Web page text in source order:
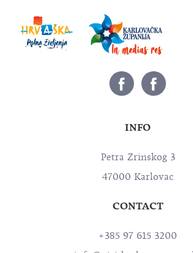
INFO
Petra Zrinskog 3
47000 Karlovac
CONTACT
+385 97 615 3200